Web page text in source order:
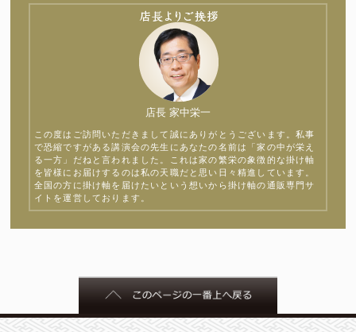
店長 家中栄一
この度はご訪問いただきまして誠にありがとうございます。私事
で恐縮ですがある講演会の先生にあなたの名前は「家の中が栄え
る一方」だねと言われました。これは家の繁栄の象徴的な掛け軸
を皆様にお届けするのは私の天職だと思い日々精進しています。
全国の方に掛け軸を届けたいという想いから掛け軸の通販専門サ
イトを運営しております。